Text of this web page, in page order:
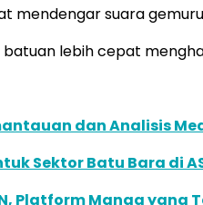
mendengar suara
lebih cepat
dan Analisis
Sektor Batu Bara di
Platform Manga yang